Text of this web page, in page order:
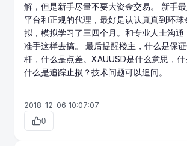
解，但是新手尽量不要大资金交易。 新手
平台和正规的代理，最好是认认真真到环球
拟，模拟学习了三四个月。和专业人士沟通
准手这样去搞。 最后提醒楼主，什么是保
杆，什么是点差。XAUUSD是什么意思，什
什么是追踪止损？技术问题可以追问。
2018-12-06 10:07:07
0